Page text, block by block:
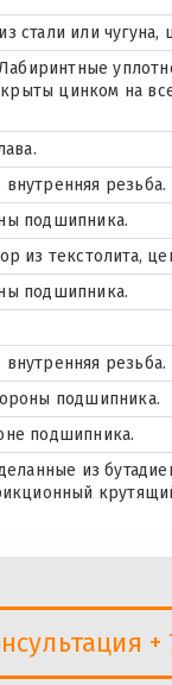
стали или
цинком на
резьба.
подшипника.
из текстолита,
подшипника.
резьба.
подшипника.
подшипника.
из
+